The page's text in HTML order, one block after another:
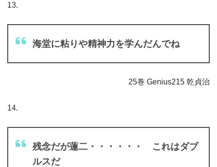
13.
海堂に粘りや精神力を学んだんでね
25巻 Genius215 乾貞治
14.
残念だが蓮二・・・・・・ これはダブ
ルスだ